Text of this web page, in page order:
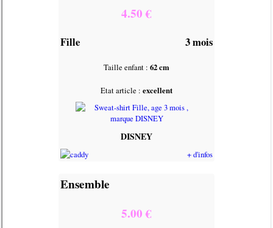
4.50 €
Fille 3 mois
Taille enfant : 62 cm
Etat article : excellent
DISNEY
+ d'infos
Ensemble
5.00 €